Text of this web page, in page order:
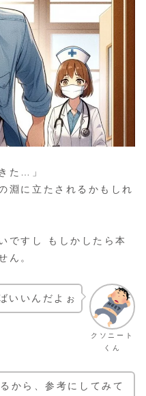
た…」
淵に立たされるかもしれ
ですし もしかしたら本
ん。
クソニート
くん
いいんだよぉ
から、参考にしてみて